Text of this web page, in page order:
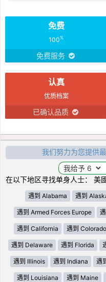
免费
100%
免费服务
认真
优质档案
已确认品质
我们努力为您提供
在以下地区寻找单身人士： 美
遇到 Alabama 遇到
遇到 Armed Forces Europe
遇到 California 遇到 Colorado
遇到 Delaware 遇到 Florida
遇到 Illinois 遇到 Indiana 遇
遇到 Louisiana 遇到 Maine